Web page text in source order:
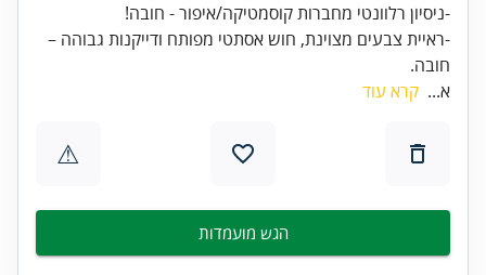
-ראיית צבעים מצוינת, חוש אסתטי מפותח ודייקנות גבוהה –
חובה.
א... קרא עוד
⚠
הגש מועמדות